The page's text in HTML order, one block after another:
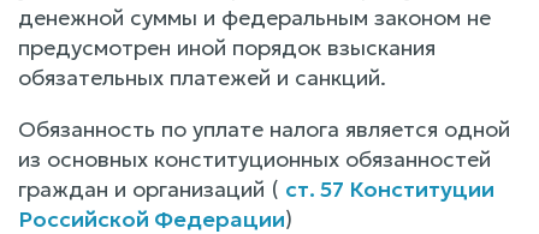
денежной суммы и федеральным законом не
предусмотрен иной порядок взыскания
обязательных платежей и санкций.
Обязанность по уплате налога является одной
из основных конституционных обязанностей
граждан и организаций ( ст. 57 Конституции
Российской Федерации)